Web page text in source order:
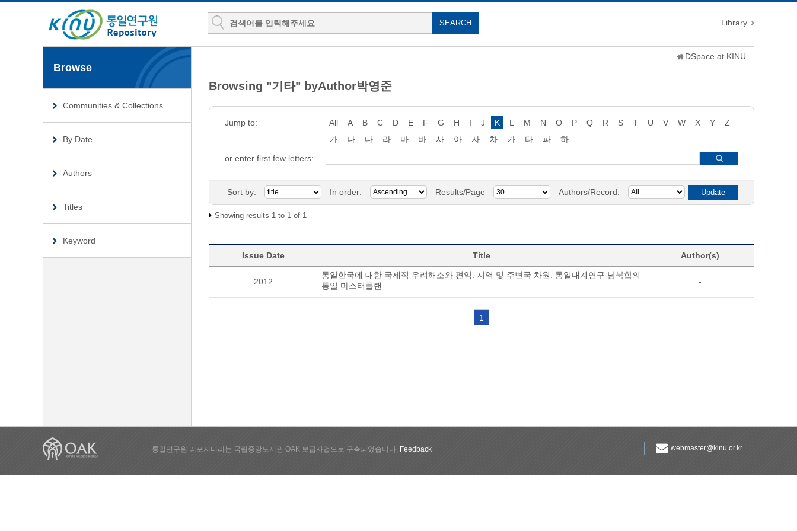
Library
Browse
Communities & Collections
By Date
Authors
Titles
Keyword
DSpace at KINU
Browsing "기타" byAuthor박영준
Jump to: All A B C D E F G H I J K L M N O P Q R S T U V W X Y
Z
가
나 다 라 마 바 사 아 자 차 카 타 파
하
or enter first few letters:
Sort by: In order: Results/Page Authors/Record:
Showing results 1 to 1 of 1
Issue Date Title Author(s)
2012
통일한국에 대한 국제적 우려해소와 편익: 지역 및 주변국 차원: 통일대계연구 남북합의
통일 마스터플랜
-
1
webmaster@kinu.or.kr
통일연구원 리포지터리는 국립중앙도서관 OAK 보급사업으로 구축되었습니다. Feedback